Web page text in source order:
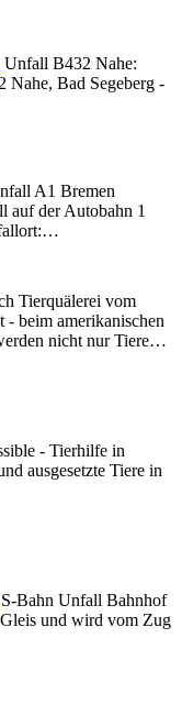
Unfall B432 Nahe:
Bad Segeberg -
A1 Bremen
auf der Autobahn 1
Tierquälerei vom
- beim amerikanischen
nicht nur Tiere…
- Tierhilfe in
ausgesetzte Tiere in
S-Bahn Unfall Bahnhof
und wird vom Zug